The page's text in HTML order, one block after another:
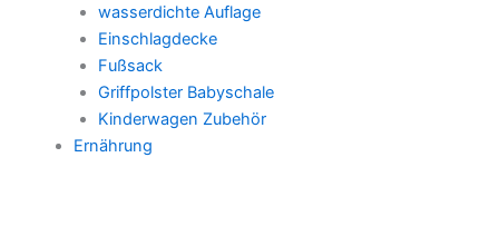
wasserdichte Auflage
Einschlagdecke
Fußsack
Griffpolster Babyschale
Kinderwagen Zubehör
Ernährung